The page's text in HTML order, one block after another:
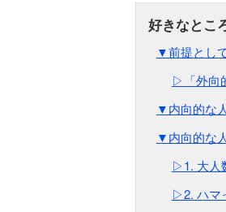
▼前提とし
▷「外向
▼内向的な
▼内向的な
▷1. 大人
▷2. ハマ